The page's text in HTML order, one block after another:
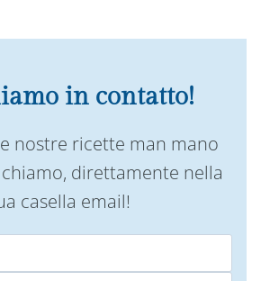
in contatto!
nostre ricette man mano
direttamente nella
casella email!